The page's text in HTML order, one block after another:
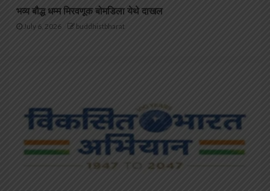
भव्य बौद्ध धम्म मिरवणूक बोमडिला येथे दाखल
July 6, 2026 buddhistbharat